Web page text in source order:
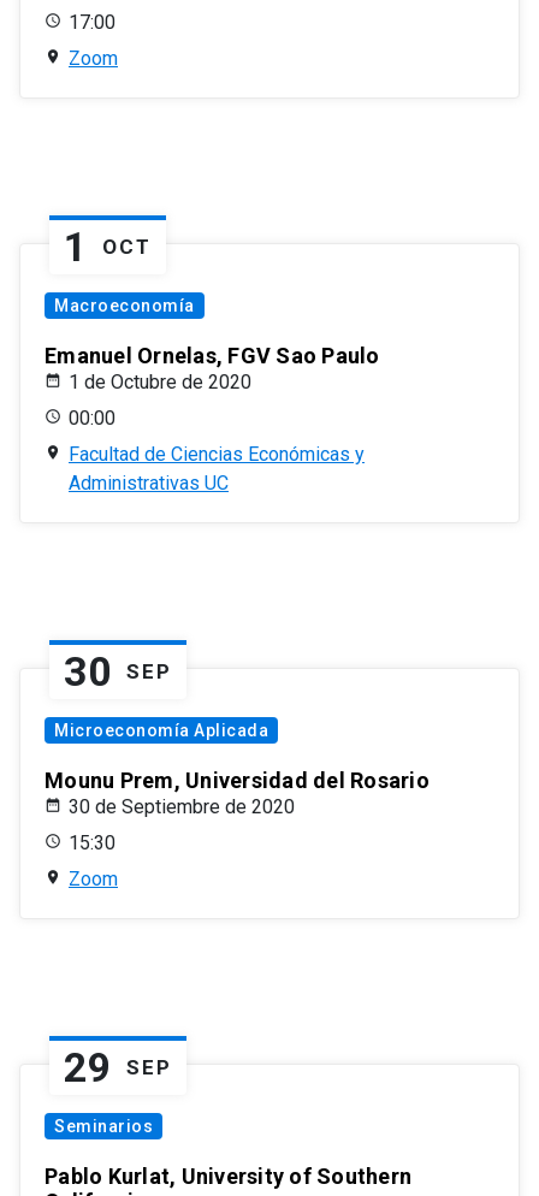
17:00
Zoom
1 OCT
Macroeconomía
Emanuel Ornelas, FGV Sao Paulo
1 de Octubre de 2020
00:00
Facultad de Ciencias Económicas y
Administrativas UC
30 SEP
Microeconomía Aplicada
Mounu Prem, Universidad del Rosario
30 de Septiembre de 2020
15:30
Zoom
29 SEP
Seminarios
Pablo Kurlat, University of Southern